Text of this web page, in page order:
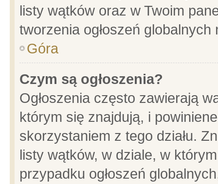
listy wątków oraz w Twoim
tworzenia ogłoszeń
Góra
Czym są ogłoszenia?
Ogłoszenia często zawierają
którym się znajdują, i
skorzystaniem z tego działu.
listy wątków, w dziale, w
przypadku ogłoszeń